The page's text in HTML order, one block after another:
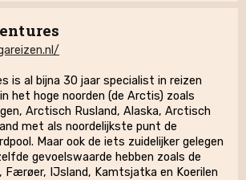
is al bijna 30 jaar specialist in reizen
het hoge noorden (de Arctis) zoals
Arctisch Rusland, Alaska, Arctisch
met als noordelijkste punt de
Maar ook de iets zuidelijker gelegen
gevoelswaarde hebben zoals de
Færøer, IJsland, Kamtsjatka en Koerilen